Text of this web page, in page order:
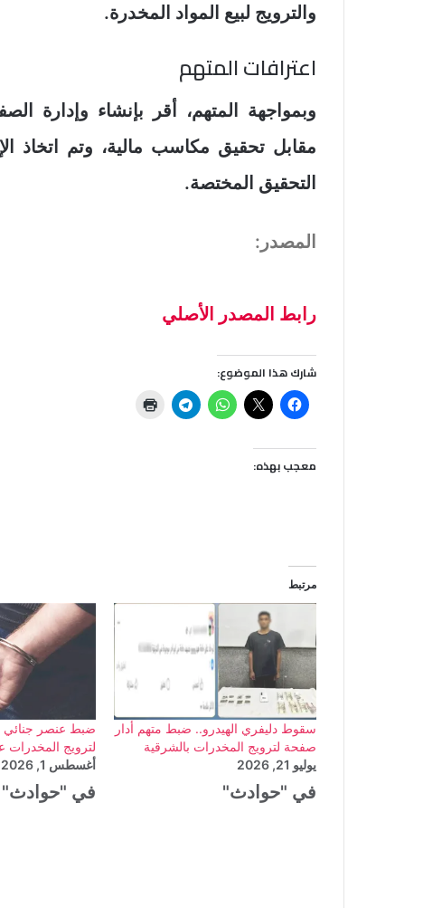
والترويج لبيع المواد المخدرة.
اعترافات المتهم
وبمواجهة المتهم، أقر بإنشاء وإدارة
مقابل تحقيق مكاسب مالية، وتم اتخاذ
التحقيق المختصة.
المصدر:
رابط المصدر الأصلي
شارك هذا الموضوع:
معجب بهذه:
مرتبط
سقوط دليفري الهيدرو.. ضبط متهم أدار
صفحة لترويج المخدرات بالشرقية
يوليو 21, 2026
في "حوادث"
ضبط عنصر جنائي
لترويج المخدرات
أغسطس 1, 2026
في "حوادث"